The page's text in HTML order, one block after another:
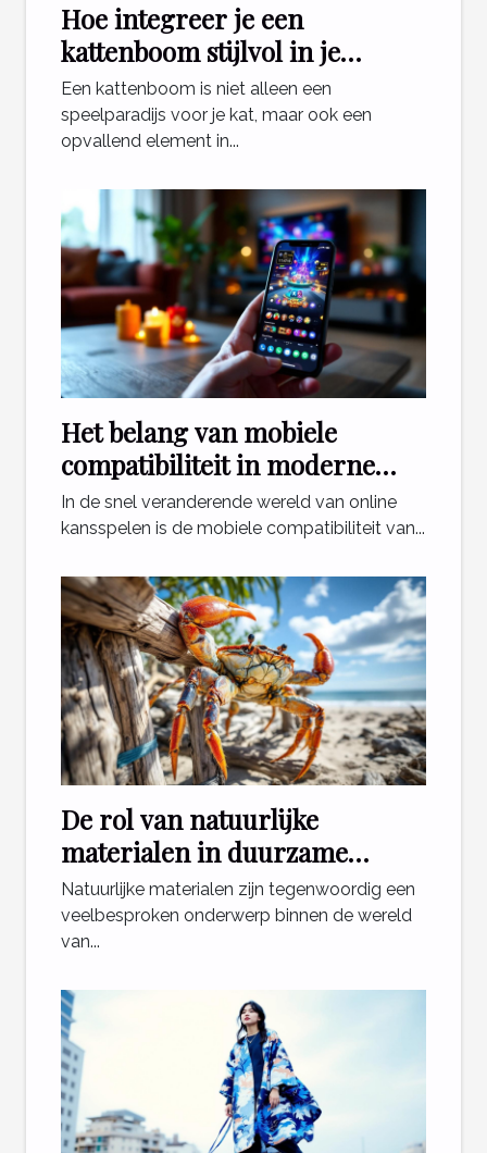
Hoe integreer je een
kattenboom stijlvol in je
interieur?
Een kattenboom is niet alleen een
speelparadijs voor je kat, maar ook een
opvallend element in...
Het belang van mobiele
compatibiliteit in moderne
online casinospellen
In de snel veranderende wereld van online
kansspelen is de mobiele compatibiliteit van...
De rol van natuurlijke
materialen in duurzame
krabpalen
Natuurlijke materialen zijn tegenwoordig een
veelbesproken onderwerp binnen de wereld
van...